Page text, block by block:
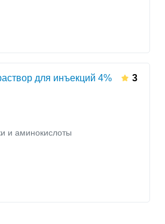
для инъекций 4% 3
и аминокислоты